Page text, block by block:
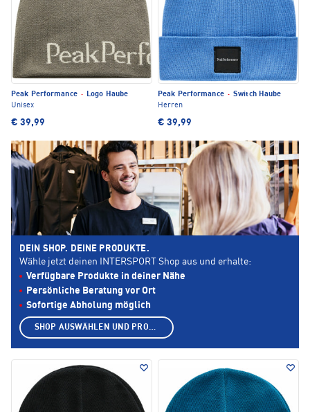
Peak Performance ·
Logo Haube
Unisex
€ 39,99
Peak Performance · Switch Haube
Herren
€ 39,99
DEIN SHOP. DEINE PRODUKTE.
Wähle jetzt deinen INTERSPORT Shop aus und erhalte:
Verfügbare Produkte in deiner Nähe
Persönliche Beratung vor Ort
Sofortige Abholung möglich
SHOP AUSWÄHLEN UND PRODUKTE ANZEIGEN